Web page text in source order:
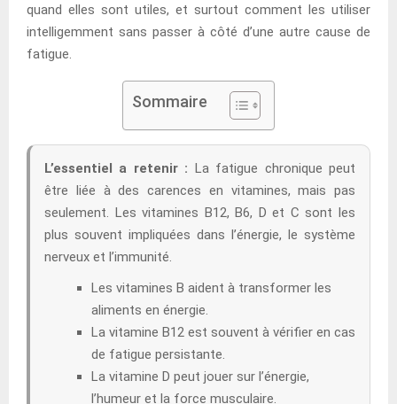
quand elles sont utiles, et surtout comment les utiliser
intelligemment sans passer à côté d’une autre cause de
fatigue.
Sommaire
L’essentiel a retenir : La fatigue chronique peut
être liée à des carences en vitamines, mais pas
seulement. Les vitamines B12, B6, D et C sont les
plus souvent impliquées dans l’énergie, le système
nerveux et l’immunité.
Les vitamines B aident à transformer les
aliments en énergie.
La vitamine B12 est souvent à vérifier en cas
de fatigue persistante.
La vitamine D peut jouer sur l’énergie,
l’humeur et la force musculaire.